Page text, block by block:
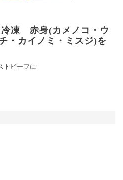
凍 赤身(カメノコ・ウ
・カイノミ・ミスジ)を
トビーフに